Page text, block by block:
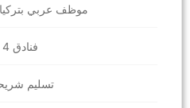
موظف عربي بتركيا
فنادق 4 نجوم
تسليم